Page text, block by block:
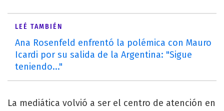
LEÉ TAMBIÉN
Ana Rosenfeld enfrentó la polémica con Mauro
Icardi por su salida de la Argentina: "Sigue
teniendo..."
La mediática volvió a ser el centro de atención en